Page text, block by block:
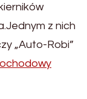
z nich
„Auto-Robi”